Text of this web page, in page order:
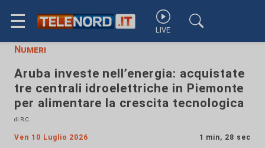
☰ LIVE
Numeri
Aruba investe nell’energia: acquistate
tre centrali idroelettriche in Piemonte
per alimentare la crescita tecnologica
di R.C.
Ven 10 Luglio 2026 1 min, 28 sec